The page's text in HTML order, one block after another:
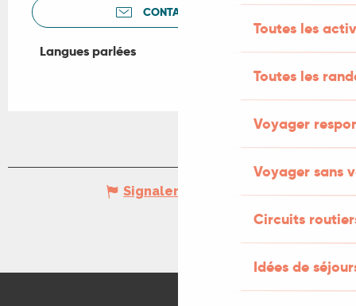
Toutes les
Toutes les
Voyager
Voyager sans
Circuits
Idées de
CONTACTEZ-NOUS
Langues parlées
Langues parlées
Signaler une erreur